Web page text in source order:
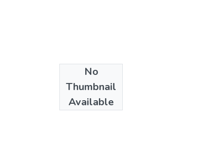
No
Thumbnail
Available
1988